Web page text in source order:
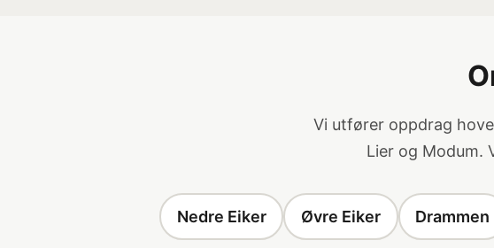
Vi utfører oppdrag
Lier og Modum.
Nedre Eiker Øvre Eiker Drammen